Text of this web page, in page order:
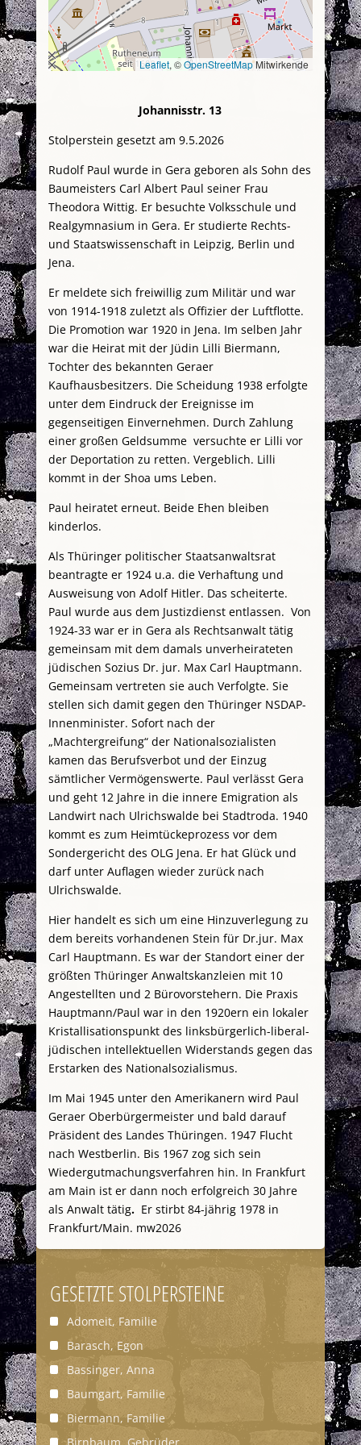
Leaflet, ©OpenStreetMapMitwirkende
Johannisstr. 13
Stolperstein gesetzt am 9.5.2026
Rudolf Paul wurde in Gera geboren als Sohn des
Baumeisters Carl Albert Paul seiner Frau
Theodora Wittig. Er besuchte Volksschule und
Realgymnasium in Gera. Er studierte Rechts-
und Staatswissenschaft in Leipzig, Berlin und
Jena.
Er meldete sich freiwillig zum Militär und war
von 1914-1918 zuletzt als Offizier der Luftflotte.
Die Promotion war 1920 in Jena. Im selben Jahr
war die Heirat mit der Jüdin Lilli Biermann,
Tochter des bekannten Geraer
Kaufhausbesitzers. Die Scheidung 1938 erfolgte
unter dem Eindruck der Ereignisse im
gegenseitigen Einvernehmen. Durch Zahlung
einer großen Geldsumme versuchte er Lilli vor
der Deportation zu retten. Vergeblich. Lilli
kommt in der Shoa ums Leben.
Paul heiratet erneut. Beide Ehen bleiben
kinderlos.
Als Thüringer politischer Staatsanwaltsrat
beantragte er 1924 u.a. die Verhaftung und
Ausweisung von Adolf Hitler. Das scheiterte.
Paul wurde aus dem Justizdienst entlassen. Von
1924-33 war er in Gera als Rechtsanwalt tätig
gemeinsam mit dem damals unverheirateten
jüdischen Sozius Dr. jur. Max Carl Hauptmann.
Gemeinsam vertreten sie auch Verfolgte. Sie
stellen sich damit gegen den Thüringer NSDAP-
Innenminister. Sofort nach der
„Machtergreifung“ der Nationalsozialisten
kamen das Berufsverbot und der Einzug
sämtlicher Vermögenswerte. Paul verlässt Gera
und geht 12 Jahre in die innere Emigration als
Landwirt nach Ulrichswalde bei Stadtroda. 1940
kommt es zum Heimtückeprozess vor dem
Sondergericht des OLG Jena. Er hat Glück und
darf unter Auflagen wieder zurück nach
Ulrichswalde.
Hier handelt es sich um eine Hinzuverlegung zu
dem bereits vorhandenen Stein für Dr.jur. Max
Carl Hauptmann. Es war der Standort einer der
größten Thüringer Anwaltskanzleien mit 10
Angestellten und 2 Bürovorstehern. Die Praxis
Hauptmann/Paul war in den 1920ern ein lokaler
Kristallisationspunkt des linksbürgerlich-liberal-
jüdischen intellektuellen Widerstands gegen das
Erstarken des Nationalsozialismus.
Im Mai 1945 unter den Amerikanern wird Paul
Geraer Oberbürgermeister und bald darauf
Präsident des Landes Thüringen. 1947 Flucht
nach Westberlin. Bis 1967 zog sich sein
Wiedergutmachungsverfahren hin. In Frankfurt
am Main ist er dann noch erfolgreich 30 Jahre
als Anwalt tätig. Er stirbt 84-jährig 1978 in
Frankfurt/Main. mw2026
GESETZTE STOLPERSTEINE
Adomeit, Familie
Barasch, Egon
Bassinger, Anna
Baumgart, Familie
Biermann, Familie